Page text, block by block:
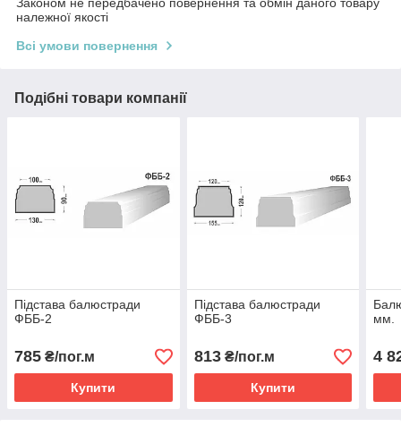
належної якості
Всі умови повернення
Подібні товари компанії
Підстава балюстради
ФББ-2
785 ₴/пог.м
Купити
Підстава балюстради
ФББ-3
813₴/пог.м
Купити
мм.
4